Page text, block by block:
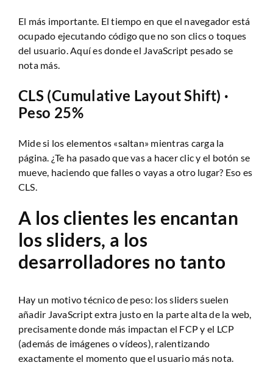
El más importante. El tiempo en que el navegador está
ocupado ejecutando código que no son clics o toques
del usuario. Aquí es donde el JavaScript pesado se
nota más.
CLS (Cumulative Layout Shift) ·
Peso 25%
Mide si los elementos «saltan» mientras carga la
página. ¿Te ha pasado que vas a hacer clic y el botón se
mueve, haciendo que falles o vayas a otro lugar? Eso es
CLS.
A los clientes les encantan
los sliders, a los
desarrolladores no tanto
Hay un motivo técnico de peso: los sliders suelen
añadir JavaScript extra justo en la parte alta de la web,
precisamente donde más impactan el FCP y el LCP
(además de imágenes o vídeos), ralentizando
exactamente el momento que el usuario más nota.